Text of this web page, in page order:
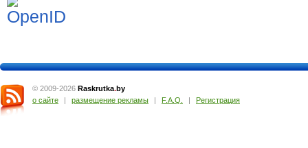
© 2009-2026 Raskrutka.by
о сайте
| размещение рекламы | F.A.Q. | Регистрация